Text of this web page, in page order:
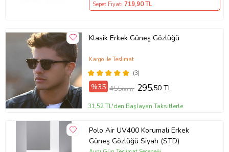
Sepet Fiyatı 719,90 TL
Klasik Erkek Güneş Gözlüğü
(3)
Kargo ile Teslimat
%35 455,00 TL 295,50 TL
31,52 TL'den Başlayan Taksitlerle
Polo Air UV400 Korumalı Erkek
Güneş Gözlüğü Siyah (STD)